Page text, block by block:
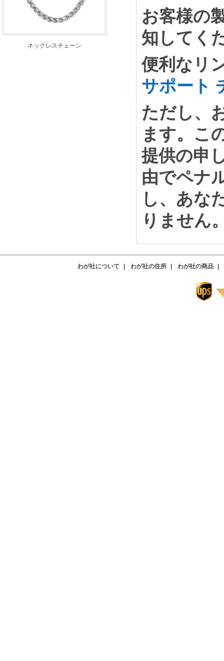
ネックレスチェーン
お客様の
知してく
便利なリ
サポート
ただし、
ます。こ
提供の申
由でペナ
し、あな
りません
わが社について わが社の住所 わが社の商品